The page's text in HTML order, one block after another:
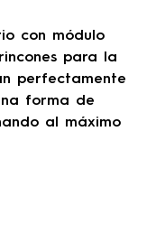
con módulo
para la
perfectamente
forma de
al máximo